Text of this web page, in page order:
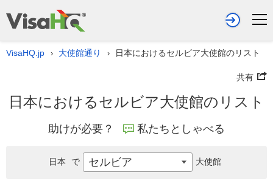
VisaHQ.jp › 大使館通り › 日本におけるセルビア大使館のリスト
共有
日本におけるセルビア大使館のリスト
助けが必要？ 私たちとしゃべる
日本 で セルビア 大使館